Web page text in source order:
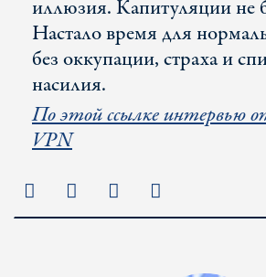
иллюзия. Капитуляции не
Настало время для
без оккупации, страха и
насилия.
По этой ссылке интервью
VPN